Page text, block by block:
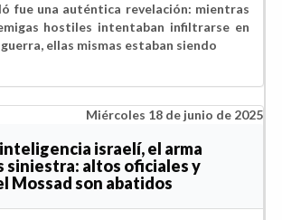
fue una auténtica revelación: mientras
hostiles intentaban infiltrarse en
ellas mismas estaban siendo
Miércoles 18 de junio de 2025
israelí, el arma
siniestra: altos oficiales y
Mossad son abatidos